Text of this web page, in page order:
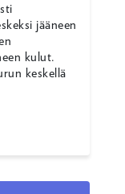
jääneen
kulut.
keskellä